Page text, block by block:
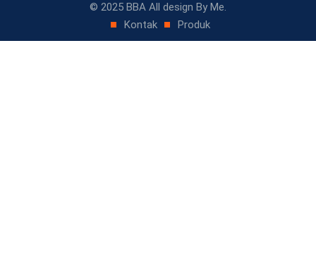
© 2025 BBA All design By Me.
Kontak
Produk